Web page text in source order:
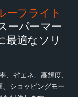
ーフライト
ーパーマー
最適なソリ
、省エネ、高輝度、
ショッピングモー